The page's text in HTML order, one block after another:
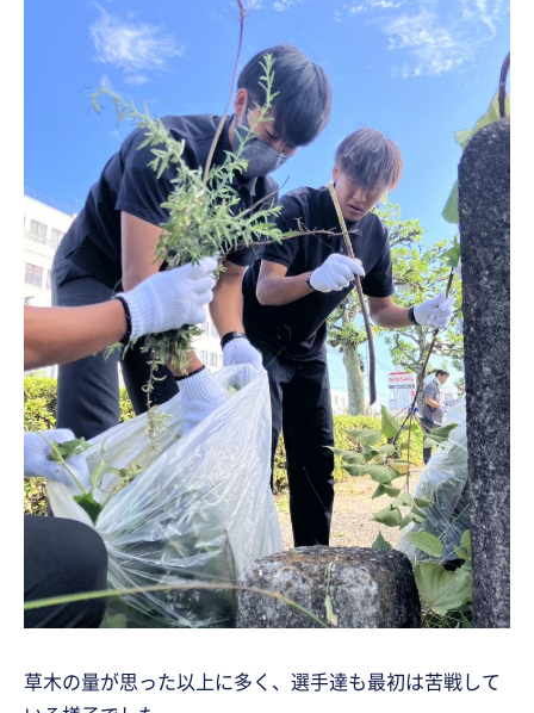
草木の量が思った以上に多く、選手達も最初は苦戦して